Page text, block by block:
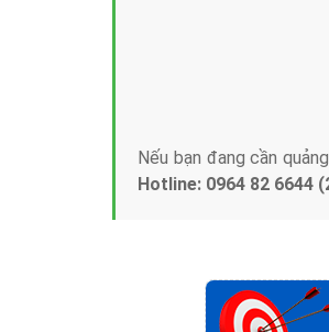
Nếu bạn đang cần
Hotline: 0964 82 6644